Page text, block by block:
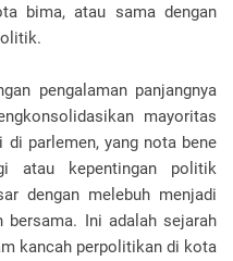
bima, atau sama dengan
pengalaman panjangnya
mayoritas
parlemen, yang nota bene
atau kepentingan politik
dengan melebuh menjadi
Ini adalah sejarah
kancah perpolitikan di kota